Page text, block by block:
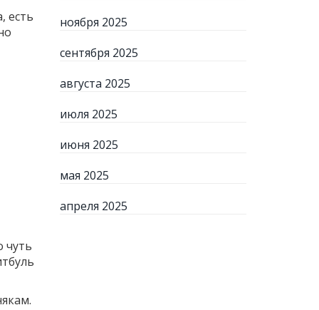
есть
чуть
ноября 2025
сентября 2025
августа 2025
июля 2025
июня 2025
мая 2025
апреля 2025